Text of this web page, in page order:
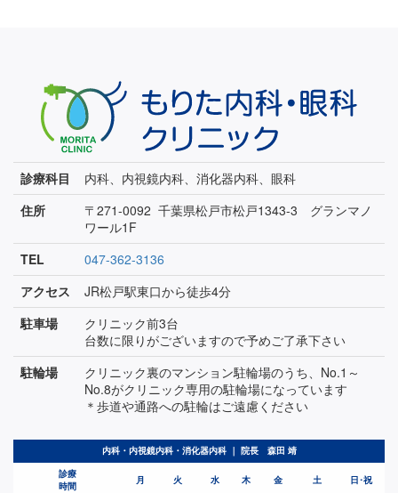
診療科目
内科、内視鏡内科、消化器内科、眼科
住所
〒271-0092 千葉県松戸市松戸1343-3 グランマノ
ワール1F
TEL
047-362-3136
アクセス
JR松戸駅東口から徒歩4分
駐車場
クリニック前3台
台数に限りがございますので予めご了承下さい
駐輪場
クリニック裏のマンション駐輪場のうち、No.1～
No.8がクリニック専用の駐輪場になっています
＊歩道や通路への駐輪はご遠慮ください
内科・内視鏡内科・消化器内科 ｜ 院長 森田 靖
診療
時間
月 火 水 木 金 土 日･祝